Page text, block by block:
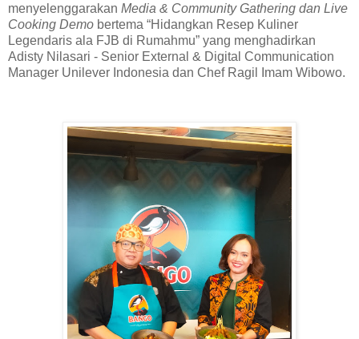
menyelenggarakan Media & Community Gathering dan Live
Cooking Demo bertema “Hidangkan Resep Kuliner
Legendaris ala FJB di Rumahmu” yang menghadirkan
Adisty Nilasari - Senior External & Digital Communication
Manager Unilever Indonesia dan Chef Ragil Imam Wibowo.